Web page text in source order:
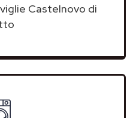
Castelnovo di